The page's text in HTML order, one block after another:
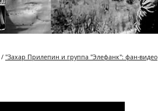
/ "Захар Прилепин и группа "Элефанк": фан-видео